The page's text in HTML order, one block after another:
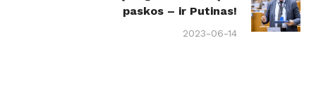
paskos – ir Putinas!
2023-06-14